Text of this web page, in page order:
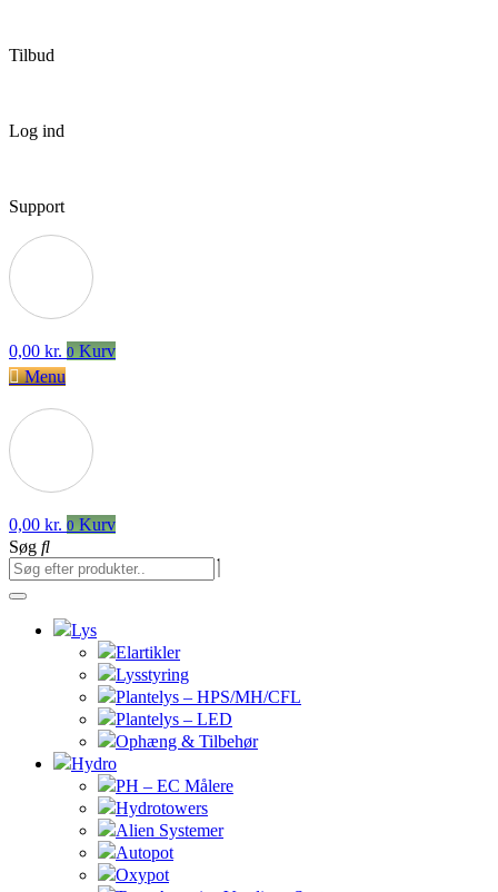
Tilbud
Log ind
Support
0,00 kr. 0 Kurv
Menu
0,00 kr. 0 Kurv
Søg
Lys
Elartikler
Lysstyring
Plantelys – HPS/MH/CFL
Plantelys – LED
Ophæng & Tilbehør
Hydro
PH – EC Målere
Hydrotowers
Alien Systemer
Autopot
Oxypot